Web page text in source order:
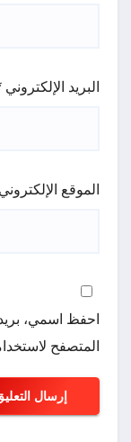
البريد الإلكتروني
الموقع الإلكتروني
احفظ اسمي،
المتصفح